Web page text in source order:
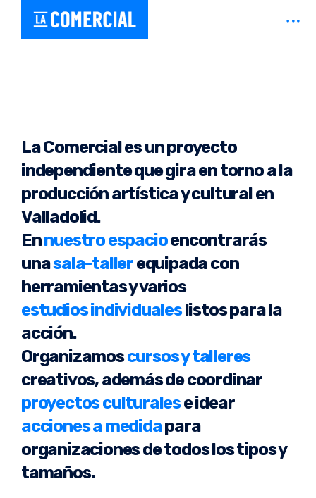
La Comercial
Estudio y taller compartido en Valladolid – Coworking creativo
La Comercial es un proyecto
independiente que gira en torno a la
producción artística y cultural en
Valladolid.
Ennuestro espacioencontrarás
unasala-tallerequipada con
herramientas y varios
estudios individualeslistos para la
acción.
Organizamoscursos y talleres
creativos, además de coordinar
proyectos culturalese idear
acciones a medidapara
organizaciones de todos los tipos y
tamaños.